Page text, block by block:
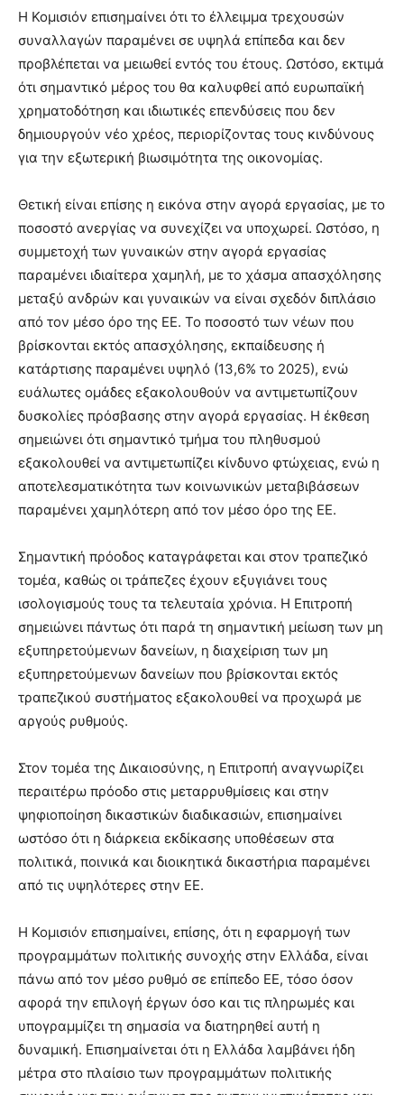
Η Κομισιόν επισημαίνει ότι το έλλειμμα τρεχουσών
συναλλαγών παραμένει σε υψηλά επίπεδα και δεν
προβλέπεται να μειωθεί εντός του έτους. Ωστόσο, εκτιμά
ότι σημαντικό μέρος του θα καλυφθεί από ευρωπαϊκή
χρηματοδότηση και ιδιωτικές επενδύσεις που δεν
δημιουργούν νέο χρέος, περιορίζοντας τους κινδύνους
για την εξωτερική βιωσιμότητα της οικονομίας.
Θετική είναι επίσης η εικόνα στην αγορά εργασίας, με το
ποσοστό ανεργίας να συνεχίζει να υποχωρεί. Ωστόσο, η
συμμετοχή των γυναικών στην αγορά εργασίας
παραμένει ιδιαίτερα χαμηλή, με το χάσμα απασχόλησης
μεταξύ ανδρών και γυναικών να είναι σχεδόν διπλάσιο
από τον μέσο όρο της ΕΕ. Το ποσοστό των νέων που
βρίσκονται εκτός απασχόλησης, εκπαίδευσης ή
κατάρτισης παραμένει υψηλό (13,6% το 2025), ενώ
ευάλωτες ομάδες εξακολουθούν να αντιμετωπίζουν
δυσκολίες πρόσβασης στην αγορά εργασίας. Η έκθεση
σημειώνει ότι σημαντικό τμήμα του πληθυσμού
εξακολουθεί να αντιμετωπίζει κίνδυνο φτώχειας, ενώ η
αποτελεσματικότητα των κοινωνικών μεταβιβάσεων
παραμένει χαμηλότερη από τον μέσο όρο της ΕΕ.
Σημαντική πρόοδος καταγράφεται και στον τραπεζικό
τομέα, καθώς οι τράπεζες έχουν εξυγιάνει τους
ισολογισμούς τους τα τελευταία χρόνια. Η Επιτροπή
σημειώνει πάντως ότι παρά τη σημαντική μείωση των μη
εξυπηρετούμενων δανείων, η διαχείριση των μη
εξυπηρετούμενων δανείων που βρίσκονται εκτός
τραπεζικού συστήματος εξακολουθεί να προχωρά με
αργούς ρυθμούς.
Στον τομέα της Δικαιοσύνης, η Επιτροπή αναγνωρίζει
περαιτέρω πρόοδο στις μεταρρυθμίσεις και στην
ψηφιοποίηση δικαστικών διαδικασιών, επισημαίνει
ωστόσο ότι η διάρκεια εκδίκασης υποθέσεων στα
πολιτικά, ποινικά και διοικητικά δικαστήρια παραμένει
από τις υψηλότερες στην ΕΕ.
Η Κομισιόν επισημαίνει, επίσης, ότι η εφαρμογή των
προγραμμάτων πολιτικής συνοχής στην Ελλάδα, είναι
πάνω από τον μέσο ρυθμό σε επίπεδο ΕΕ, τόσο όσον
αφορά την επιλογή έργων όσο και τις πληρωμές και
υπογραμμίζει τη σημασία να διατηρηθεί αυτή η
δυναμική. Επισημαίνεται ότι η Ελλάδα λαμβάνει ήδη
μέτρα στο πλαίσιο των προγραμμάτων πολιτικής